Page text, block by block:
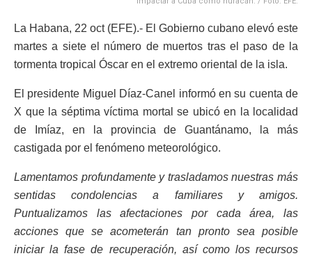
La Habana, 22 oct (EFE).- El Gobierno cubano elevó este
martes a siete el número de muertos tras el paso de la
tormenta tropical Óscar en el extremo oriental de la isla.
El presidente Miguel Díaz-Canel informó en su cuenta de
X que la séptima víctima mortal se ubicó en la localidad
de Imíaz, en la provincia de Guantánamo, la más
castigada por el fenómeno meteorológico.
Lamentamos profundamente y trasladamos nuestras más
sentidas condolencias a familiares y amigos.
Puntualizamos las afectaciones por cada área, las
acciones que se acometerán tan pronto sea posible
iniciar la fase de recuperación, así como los recursos